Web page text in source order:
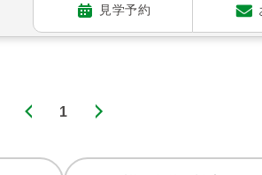
見学予約
1